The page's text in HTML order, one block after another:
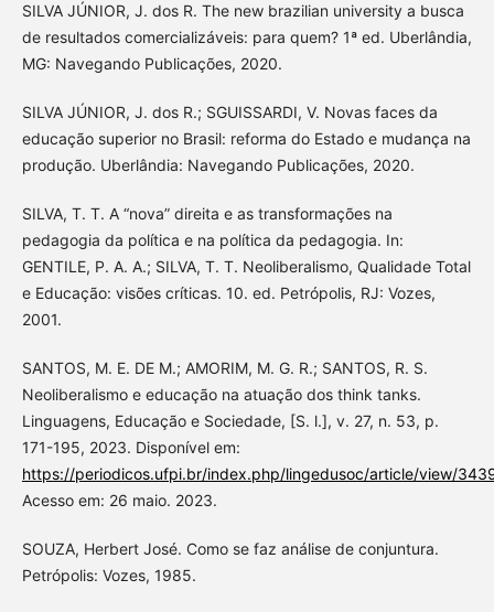
SILVA JÚNIOR, J. dos R. The new brazilian university a busca
de resultados comercializáveis: para quem? 1ª ed. Uberlândia,
MG: Navegando Publicações, 2020.
SILVA JÚNIOR, J. dos R.; SGUISSARDI, V. Novas faces da
educação superior no Brasil: reforma do Estado e mudança na
produção. Uberlândia: Navegando Publicações, 2020.
SILVA, T. T. A “nova” direita e as transformações na
pedagogia da política e na política da pedagogia. In:
GENTILE, P. A. A.; SILVA, T. T. Neoliberalismo, Qualidade Total
e Educação: visões críticas. 10. ed. Petrópolis, RJ: Vozes,
2001.
SANTOS, M. E. DE M.; AMORIM, M. G. R.; SANTOS, R. S.
Neoliberalismo e educação na atuação dos think tanks.
Linguagens, Educação e Sociedade, [S. l.], v. 27, n. 53, p.
171-195, 2023. Disponível em:
https://periodicos.ufpi.br/index.php/lingedusoc/article/view/
Acesso em: 26 maio. 2023.
SOUZA, Herbert José. Como se faz análise de conjuntura.
Petrópolis: Vozes, 1985.